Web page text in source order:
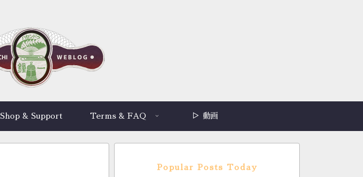
Shop & Support Terms & FAQ ▷ 動画
Popular Posts Today